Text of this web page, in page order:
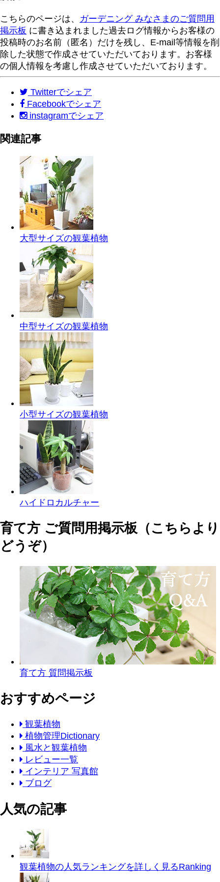
こちらのページは、 ガーデニング みなさまのご質問用
掲示板 に書き込まれました過去ログ情報からお客様の
投稿時のお名前（匿名）だけを残し、E-mail等情報を削
除した状態で作成させていただいております。お客様
の個人情報を考慮し作成させていただいております。
Twitterでシェア
Facebookでシェア
instagramでシェア
関連記事
大型サイズの観葉植物
中型サイズの観葉植物
小型サイズの観葉植物
ハイドロカルチャー
育て方 ご質問用掲示板（こちらより
どうぞ）
育て方 質問掲示板
おすすめページ
観葉植物
植物管理Dictionary
風水と観葉植物
レビュー一覧
インテリア 写真館
ブログ
人気の記事
観葉植物の人気ランキングを詳しく見るRanking